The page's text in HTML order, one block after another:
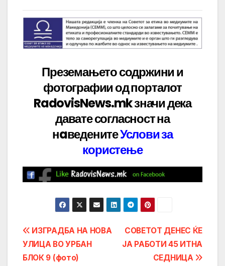
Преземањето содржини и
фотографии од порталот
RadovisNews.mk значи дека
даватесогласност на
нaведенитеУслови за
користење
Post
navigation
СОВЕТОТ ДЕНЕС ЌЕ
ЈА РАБОТИ 45 ИТНА
СЕДНИЦА
ИЗГРАДБА НА НОВА
УЛИЦА ВО УРБАН
БЛОК 9 (фото)